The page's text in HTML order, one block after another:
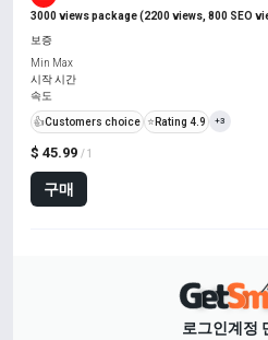
3000 views package (2200 views, 800 SEO
$ 45.99 / 1
구매
보증
Min Max
시작 시간
속도
👍Customers choice ⭐ Rating 4.9 +3
로그인 계정